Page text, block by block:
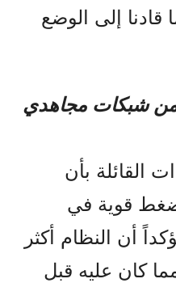
إلى الوضع
شبكات مجاهدي
القائلة بأن
قوية في
أن النظام أكثر
كان عليه قبل